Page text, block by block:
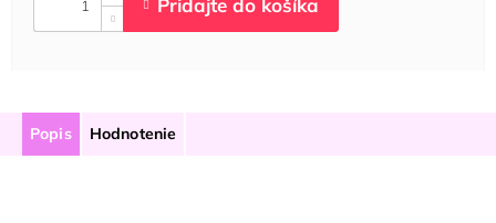
Popis Hodnotenie